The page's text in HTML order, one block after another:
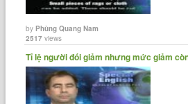
byPhùng Quang Nam
2517 views
Tỉ lệ người đói giảm nhưng mức giảm